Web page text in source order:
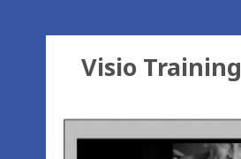
Visio Training